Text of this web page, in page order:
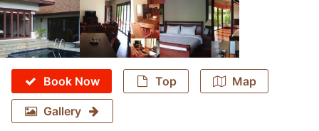
Book Now Top Map
Gallery